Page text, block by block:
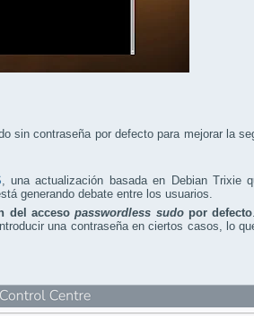
sin contraseña por defecto para mejorar la
, una actualización basada en Debian Trixie
generando debate entre los usuarios.
del accesopasswordless sudopor defecto
una contraseña en ciertos casos, lo